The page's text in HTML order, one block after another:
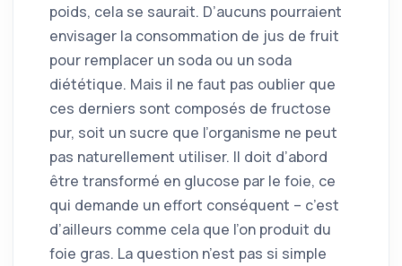
poids, cela se saurait. D’aucuns pourraient
envisager la consommation de jus de fruit
pour remplacer un soda ou un soda
diététique. Mais il ne faut pas oublier que
ces derniers sont composés de fructose
pur, soit un sucre que l’organisme ne peut
pas naturellement utiliser. Il doit d’abord
être transformé en glucose par le foie, ce
qui demande un effort conséquent – c’est
d’ailleurs comme cela que l’on produit du
foie gras. La question n’est pas si simple